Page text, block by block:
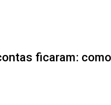
ficaram: